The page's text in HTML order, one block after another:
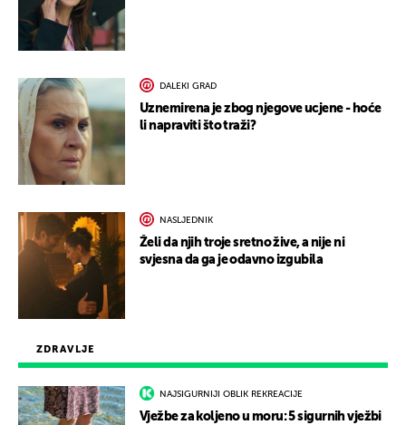
ZDRAVLJE
NAJSIGURNIJI OBLIK REKREACIJE
Vježbe za koljeno u moru: 5 sigurnih vježbi
DALEKI GRAD
Uznemirena je zbog njegove ucjene - hoće
li napraviti što traži?
NASLJEDNIK
Želi da njih troje sretno žive, a nije ni
svjesna da ga je odavno izgubila